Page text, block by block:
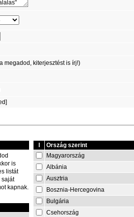
megadod, kiterjesztést is írj!)
is
listát
saját
kapnak.
I
Ország szerint
Magyarország
Albánia
Ausztria
Bosznia-Hercegovina
Bulgária
Csehország